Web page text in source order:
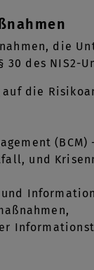
die
des NIS2-
die
und